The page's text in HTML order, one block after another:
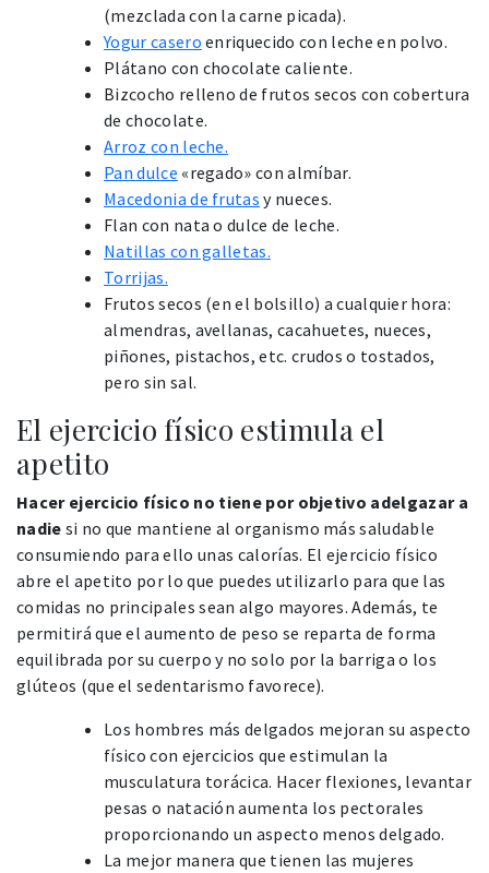
(mezclada con la carne picada).
Yogur casero enriquecido con leche en polvo.
Plátano con chocolate caliente.
Bizcocho relleno de frutos secos con cobertura
de chocolate.
Arroz con leche.
Pan dulce «regado» con almíbar.
Macedonia de frutas y nueces.
Flan con nata o dulce de leche.
Natillas con galletas.
Torrijas.
Frutos secos (en el bolsillo) a cualquier hora:
almendras, avellanas, cacahuetes, nueces,
piñones, pistachos, etc. crudos o tostados,
pero sin sal.
El ejercicio físico estimula el
apetito
Hacer ejercicio físico no tiene por objetivo adelgazar a
nadie si no que mantiene al organismo más saludable
consumiendo para ello unas calorías. El ejercicio físico
abre el apetito por lo que puedes utilizarlo para que las
comidas no principales sean algo mayores. Además, te
permitirá que el aumento de peso se reparta de forma
equilibrada por su cuerpo y no solo por la barriga o los
glúteos (que el sedentarismo favorece).
Los hombres más delgados mejoran su aspecto
físico con ejercicios que estimulan la
musculatura torácica. Hacer flexiones, levantar
pesas o natación aumenta los pectorales
proporcionando un aspecto menos delgado.
La mejor manera que tienen las mujeres